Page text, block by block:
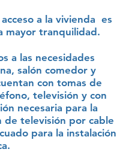
a la vivienda es
mayor tranquilidad.
a las necesidades
salón comedor y
con tomas de
televisión y con
necesaria para la
de televisión por cable
para la instalación